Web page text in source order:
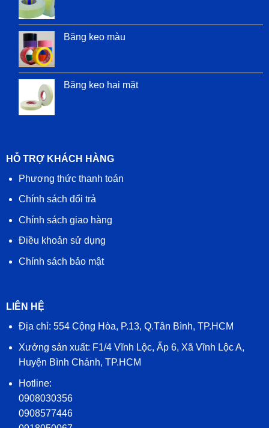
Băng keo màu
Băng keo hai mặt
HỖ TRỢ KHÁCH HÀNG
Phương thức thanh toán
Chính sách đổi trả
Chính sách giao hàng
Điều khoản sử dụng
Chính sách bảo mật
LIÊN HỆ
Địa chỉ: 554 Cộng Hòa, P.13, Q.Tân Bình, TP.HCM
Xưởng sản xuất: F1/4 Vĩnh Lộc, Ấp 6, Xã Vĩnh Lộc A,
Huyện Bình Chánh, TP.HCM
Hotline:
0908030356
0908577446